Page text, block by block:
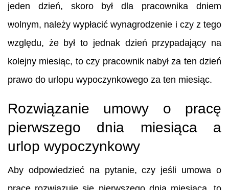
jeden dzień, skoro był dla pracownika dniem
wolnym, należy wypłacić wynagrodzenie i czy z tego
względu, że był to jednak dzień przypadający na
kolejny miesiąc, to czy pracownik nabył za ten dzień
prawo do urlopu wypoczynkowego za ten miesiąc.
Rozwiązanie umowy o pracę
pierwszego dnia miesiąca a
urlop wypoczynkowy
Aby odpowiedzieć na pytanie, czy jeśli umowa o